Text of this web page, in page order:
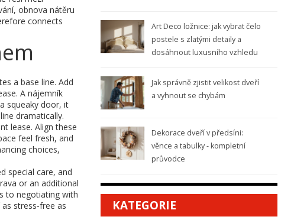
, obnova nátěru
connects
a base line. Add
A nájemník
squeaky door, it
dramatically.
lease. Align these
feel fresh, and
choices,
special care, and
or an additional
to negotiating with
stress‑free as
Art Deco ložnice: jak vybrat čelo
postele s zlatými detaily a
dosáhnout luxusního vzhledu
Jak správně zjistit velikost dveří
a vyhnout se chybám
Dekorace dveří v předsíni:
věnce a tabulky - kompletní
průvodce
KATEGORIE